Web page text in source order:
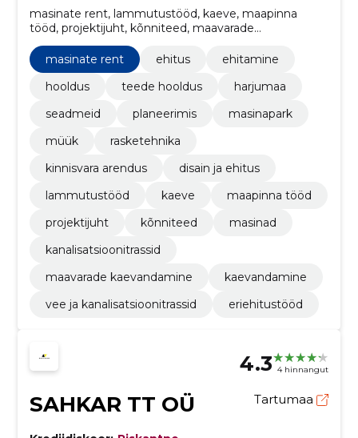
masinate rent, lammutustööd, kaeve, maapinna
tööd, projektijuht, kõnniteed, maavarade
kaevandamine, vee ja kanalisatsioonitrassid,
kaevandamine, disain ja ehitus
masinate rent ehitus
ehitamine
hooldus
teede hooldus
harjumaa
seadmeid
planeerimis
masinapark
müük
rasketehnika
kinnisvara arendus
disain ja ehitus
lammutustööd
kaeve
maapinna tööd
projektijuht
kõnniteed
masinad
kanalisatsioonitrassid
maavarade kaevandamine
kaevandamine
vee ja kanalisatsioonitrassid
eriehitustööd
4.3 4 hinnangut
SAHKAR TT OÜ Tartumaa